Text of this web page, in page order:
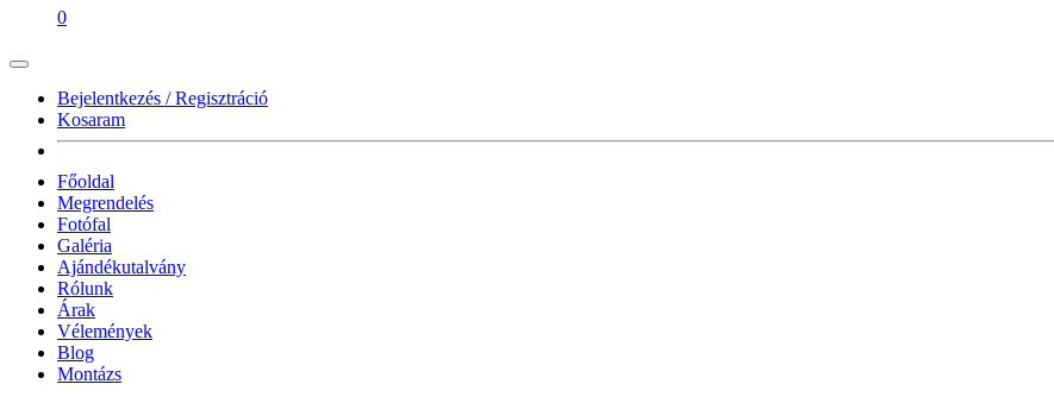
0
Bejelentkezés / Regisztráció
Kosaram
Főoldal
Megrendelés
Fotófal
Galéria
Ajándékutalvány
Rólunk
Árak
Vélemények
Blog
Montázs